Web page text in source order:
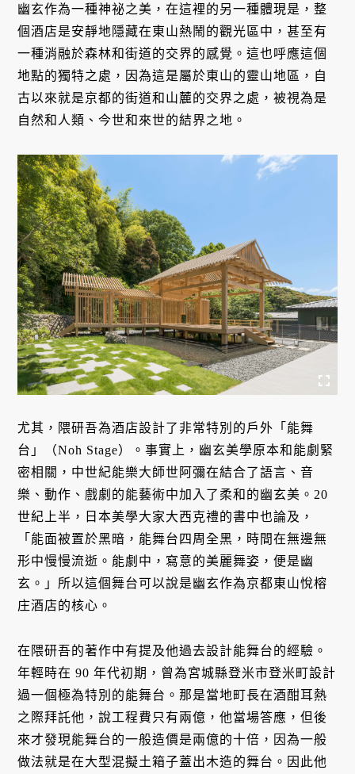
幽玄作為一種神祕之美，在這裡的另一種體現是，整
個酒店是安靜地隱藏在東山熱鬧的觀光區中，甚至有
一種消融於森林和街道的交界的感覺。這也呼應這個
地點的獨特之處，因為這是屬於東山的靈山地區，自
古以來就是京都的街道和山麓的交界之處，被視為是
自然和人類、今世和來世的結界之地。
尤其，隈研吾為酒店設計了非常特別的戶外「能舞
台」（Noh Stage）。事實上，幽玄美學原本和能劇緊
密相關，中世紀能樂大師世阿彌在結合了語言、音
樂、動作、戲劇的能藝術中加入了柔和的幽玄美。20
世紀上半，日本美學大家大西克禮的書中也論及，
「能面被置於黑暗，能舞台四周全黑，時間在無邊無
形中慢慢流逝。能劇中，寫意的美麗舞姿，便是幽
玄。」所以這個舞台可以說是幽玄作為京都東山悅榕
庄酒店的核心。
在隈研吾的著作中有提及他過去設計能舞台的經驗。
年輕時在 90 年代初期，曾為宮城縣登米市登米町設計
過一個極為特別的能舞台。那是當地町長在酒酣耳熱
之際拜託他，說工程費只有兩億，他當場答應，但後
來才發現能舞台的一般造價是兩億的十倍，因為一般
做法就是在大型混擬土箱子蓋出木造的舞台。因此他